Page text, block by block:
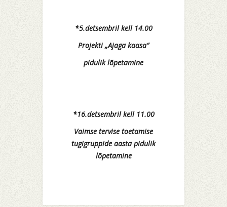
*5.detsembril kell 14.00
Projekti „Ajaga kaasa“
pidulik lõpetamine
*16.detsembril kell 11.00
Vaimse tervise toetamise
tugigruppide aasta pidulik
lõpetamine